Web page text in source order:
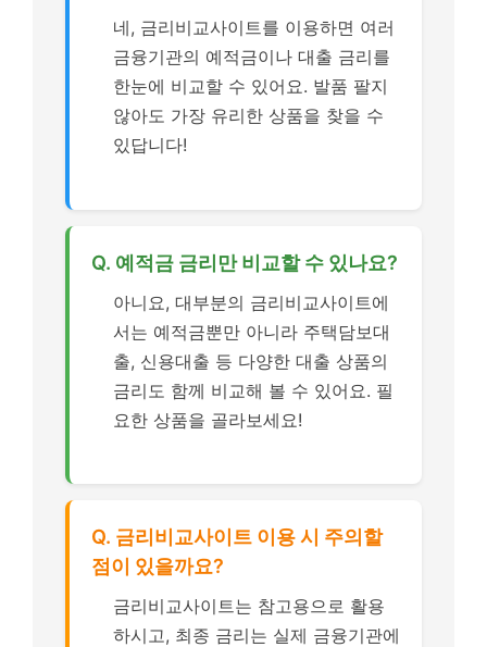
네, 금리비교사이트를 이용하면 여러
금융기관의 예적금이나 대출 금리를
한눈에 비교할 수 있어요. 발품 팔지
않아도 가장 유리한 상품을 찾을 수
있답니다!
Q. 예적금 금리만 비교할 수 있나요?
아니요, 대부분의 금리비교사이트에
서는 예적금뿐만 아니라 주택담보대
출, 신용대출 등 다양한 대출 상품의
금리도 함께 비교해 볼 수 있어요. 필
요한 상품을 골라보세요!
Q. 금리비교사이트 이용 시 주의할
점이 있을까요?
금리비교사이트는 참고용으로 활용
하시고, 최종 금리는 실제 금융기관에